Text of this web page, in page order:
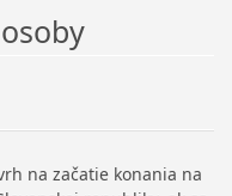
na začatie konania na